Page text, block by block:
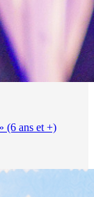
(6 ans et +)